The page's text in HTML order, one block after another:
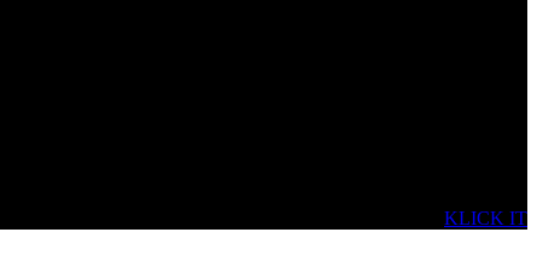
KLICK IT